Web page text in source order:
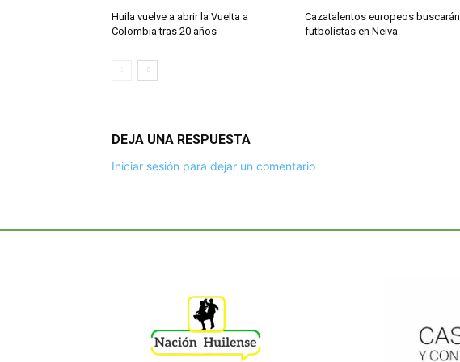
Huila vuelve a abrir la Vuelta a
Colombia tras 20 años
Cazatalentos europeos buscarán
futbolistas en Neiva
DEJA UNA RESPUESTA
Iniciar sesión para dejar un comentario